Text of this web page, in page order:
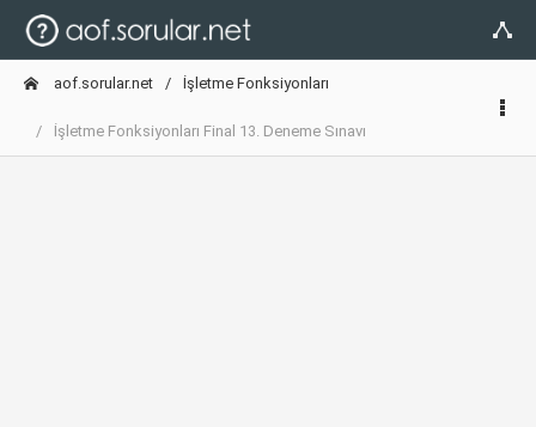
aof.sorular.net İşletme Fonksiyonları
İşletme Fonksiyonları Final 13. Deneme Sınavı